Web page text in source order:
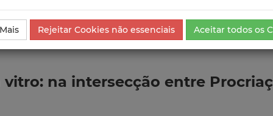
Comunicação
na intersecção entre
Rejeitar Cookies não essenciais Aceitar todos os